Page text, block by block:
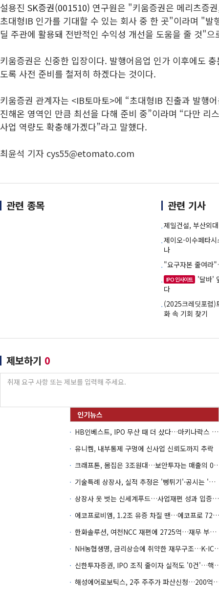
설용진 SK증권(001510) 연구원은 "키움증권은 메리츠증
초대형IB 인가를 기대할 수 있는 회사 중 한 곳"이라며 "발
딜 주관에 활용돼 전반적인 수익성 개선을 도움을 줄 것"으
키움증권은 신중한 입장이다. 발행어음업 인가 이후에도
도록 사전 준비를 철저히 하겠다는 것이다.
키움증권 관계자는 <IB토마토>에 “초대형IB 진출과 발행
진해온 영역인 만큼 최선을 다해 준비 중”이라며 “다만 리
사업 역량도 확충해가겠다”라고 말했다.
최윤석 기자 cys55@etomato.com
관련 종목 관련 기사
제일건설, 부산외
제이오-이수페타
나
"요구자본 줄여라
IPO 인사이트
'달바'
다
(2025크레딧포럼
화 속 기회 찾기
제보하기 0
HB인베스트, IPO 무산 때 더 샀다…마키나락스 투자 2.7배 회수
유니켐, 내부통제 구멍에 신사업 신뢰도까지 추락
크래프톤, 몸집은 3조원대…
기술특례 상장사, 실적 추정은 '뻥튀기'·공시는 '누락'
상장사 옷 벗는 신세계푸드…사업재편 성과 입증할까
에코프로비엠, 1.2조 유증 차질 땐…에코프로 7270억 '독박'
한화솔루션, 여천NCC 재편에 2725억…재무 부담 커지나
NH농협생명, 금리상승에 취
신한투자증권, IPO 조직 줄
해성에어로보틱스, 2주 주주가 파산